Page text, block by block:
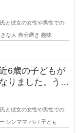
い
と彼女の女性や男性での
な人 自分磨き 趣味
6歳の子どもが
りました。うち
切
と彼女の女性や男性での
シンママ パパ 子ども